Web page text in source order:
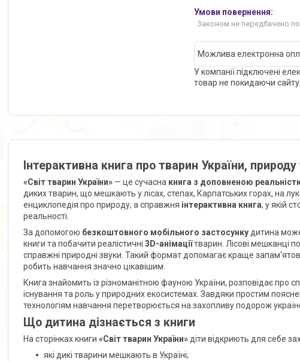
Законом не передбачено
У компанії підключені
товар не покидаючи сайту.
Інтерактивна книга про тварин України,
«Світ тварин України» — це сучасна книга з доповненою
диких тварин, що мешкають у лісах, степах, Карпатських горах, на
енциклопедія про природу, а справжня інтерактивна книга, у якій
реальності.
За допомогою безкоштовного мобільного застосункудитина
книги та побачити реалістичні 3D-анімаціїтварин. Лісові мешканці
справжні природні звуки. Такий формат допомагає краще
робить навчання значно цікавішим.
Книга знайомить із різноманітною фауною України, розповідає про
існування та роль у природних екосистемах. Завдяки простим
технологіям навчання перетворюється на захопливу подорож
Що дитина дізнається з книги
На сторінках книги «Світ тварин України»діти відкриють для себе
які дикі тварини мешкають в Україні;